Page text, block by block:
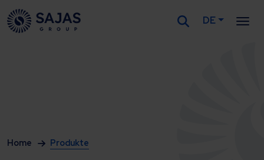
Siirry sisältöön
DE
Home Produkte